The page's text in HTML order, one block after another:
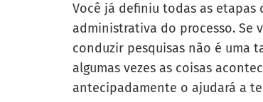
Você já definiu todas as etapas
administrativa do processo. Se
conduzir pesquisas não é uma
algumas vezes as coisas
antecipadamente o ajudará a